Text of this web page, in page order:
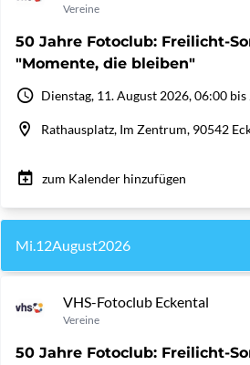
Vereine
50 Jahre Fotoclub: Freilicht-
"Momente, die bleiben"
Dienstag, 11. August 2026, 06:00
Rathausplatz, Im Zentrum, 90542
zum Kalender hinzufügen
Mi.12August2026
VHS-Fotoclub Eckental
Vereine
50 Jahre Fotoclub: Freilicht-